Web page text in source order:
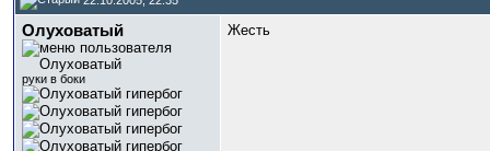
Олуховатый
руки в боки
Жесть